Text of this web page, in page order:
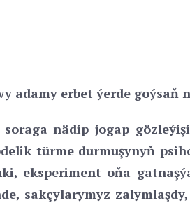
adamy erbet ýerde goýsaň
soraga nädip jogap
türme durmuşynyň
eksperiment oňa
sakçylarymyz